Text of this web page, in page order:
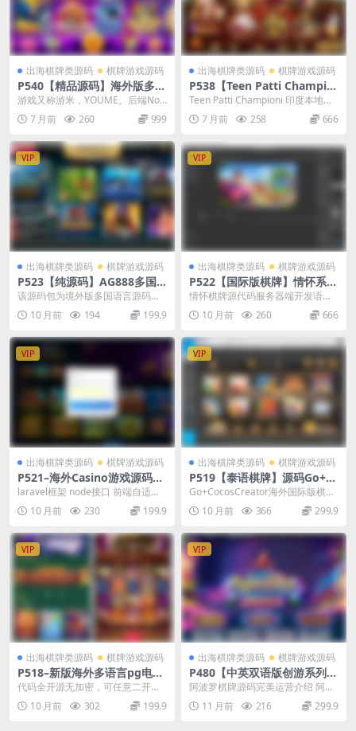
出海棋牌类源码 棋牌游戏源码
P540【精品源码】海外版多语
言电玩《优米》纯源码带教程
游戏又称游米，YOUME。后端Nod
eJS，前端Cocos Creator，后台...
7 月前 260 999
出海棋牌类源码 棋牌游戏源码
P538【Teen Patti Champio
ni 印度棋牌源码】GO服务端+
Cocos客户端+国际UI+自控点
控
Teen Patti Championi 印度本地棋
牌游戏源码，是一套功能成熟、...
7 月前 258 666
VIP
出海棋牌类源码 棋牌游戏源码
P523【纯源码】AG888多国
语言版娱乐游戏/完整全套源
码/UI工程几十款游戏
该源码包为境外版多国语言源码娱
乐游戏纯源码！非组件，可任意修
改二开无限制，源码包...
10 月前 194 199.9
VIP
出海棋牌类源码 棋牌游戏源码
P522【国际版棋牌】情怀系
列/全套开源/可扩展多国语言/
700子游+教程+完整服务器端
情怀棋牌源代码服务器端开发语言
为JAVA和node，RocketMQ做为消
息列队...
10 月前 260 666
VIP
出海棋牌类源码 棋牌游戏源码
P521–海外Casino游戏源码组
件
laravel框架 node接口 前端自适应P
C/h5 nginx+php7.3...
10 月前 230 199.9
VIP
出海棋牌类源码 棋牌游戏源码
P519【泰语棋牌】源码Go+C
ocosCreator海外国际版棋牌
Go+CocosCreator海外国际版棋牌
源码泰语棋牌源码，泰国语全套棋
牌源码...
10 月前 366 299.9
VIP
出海棋牌类源码 棋牌游戏源码
P518–新版海外多语言pg电子
游戏源码/新版接口/带搭建教
程
代码全开源无加密，可任意二开。
非美盛或NG接口，纯电子接口。
进入游戏自动带入...
10 月前 302 199.9
VIP
出海棋牌类源码 棋牌游戏源码
P480【中英双语版创游系列a
pollo阿波罗电玩城】支持Fac
ebook登录+完整数据+安卓苹
果双端app
阿波罗棋牌源码完美运营介绍 阿波
罗apollo属于创游系列产品，后台
实现双语言（...
11 月前 216 299.9